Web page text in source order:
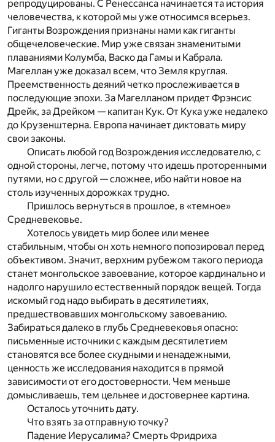
репродуцированы. С Ренессанса начинается та история
человечества, к которой мы уже относимся всерьез.
Гиганты Возрождения признаны нами как гиганты
общечеловеческие. Мир уже связан знаменитыми
плаваниями Колумба, Васко да Гамы и Кабрала.
Магеллан уже доказал всем, что Земля круглая.
Преемственность деяний четко прослеживается в
последующие эпохи. За Магелланом придет Фрэнсис
Дрейк, за Дрейком — капитан Кук. От Кука уже недалеко
до Крузенштерна. Европа начинает диктовать миру
свои законы.
Описать любой год Возрождения исследователю, с
одной стороны, легче, потому что идешь проторенными
путями, но с другой — сложнее, ибо найти новое на
столь изученных дорожках трудно.
Пришлось вернуться в прошлое, в «темное»
Средневековье.
Хотелось увидеть мир более или менее
стабильным, чтобы он хоть немного попозировал перед
объективом. Значит, верхним рубежом такого периода
станет монгольское завоевание, которое кардинально и
надолго нарушило естественный порядок вещей. Тогда
искомый год надо выбирать в десятилетиях,
предшествовавших монгольскому завоеванию.
Забираться далеко в глубь Средневековья опасно:
письменные источники с каждым десятилетием
становятся все более скудными и ненадежными,
ценность же исследования находится в прямой
зависимости от его достоверности. Чем меньше
домысливаешь, тем цельнее и достовернее картина.
Осталось уточнить дату.
Что взять за отправную точку?
Падение Иерусалима? Смерть Фридриха